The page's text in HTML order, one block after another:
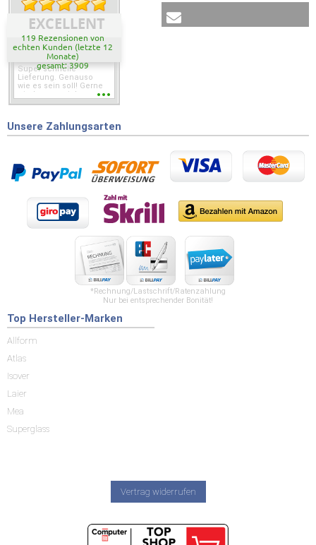
EXCELLENT
119 Rezensionen von
echten Kunden (letzte 12
Monate)
gesamt: 3909
Super schnelle
Lieferung. Genauso
wie es sein soll! Gerne
wieder wenn ich was
Unsere Zahlungsarten
*Rechnung/Lastschrift/Ratenzahlung
Nur bei entsprechender Bonität!
Top Hersteller-Marken
Allform
Atlas
Isover
Laier
Mea
Superglass
Vertrag widerrufen